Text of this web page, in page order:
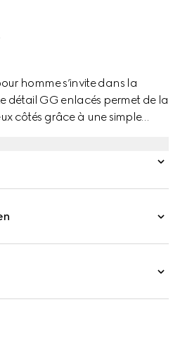
homme s’invite dans la
détail GG enlacés permet de la
côtés grâce à une simple